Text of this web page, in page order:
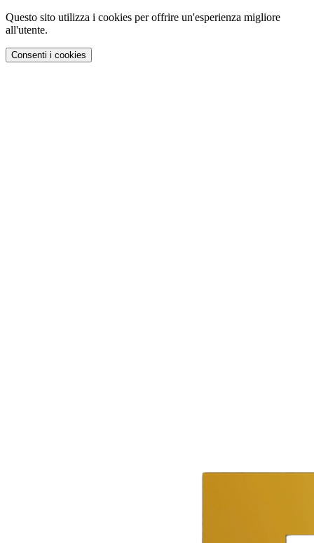
Questo sito utilizza i cookies per offrire un'esperienza migliore
all'utente.
Consenti i cookies